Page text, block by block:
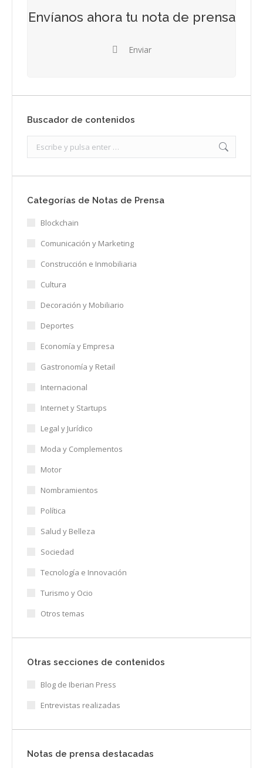
Envíanos ahora tu nota de prensa
Enviar
Buscador de contenidos
Categorías de Notas de Prensa
Blockchain
Comunicación y Marketing
Construcción e Inmobiliaria
Cultura
Decoración y Mobiliario
Deportes
Economía y Empresa
Gastronomía y Retail
Internacional
Internet y Startups
Legal y Jurídico
Moda y Complementos
Motor
Nombramientos
Política
Salud y Belleza
Sociedad
Tecnología e Innovación
Turismo y Ocio
Otros temas
Otras secciones de contenidos
Blog de Iberian Press
Entrevistas realizadas
Notas de prensa destacadas